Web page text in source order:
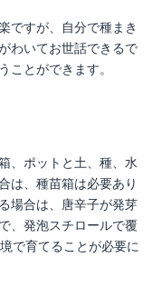
ですが、自分で種まき
わいてお世話できるで
ことができます。
、ポットと土、種、水
は、種苗箱は必要あり
場合は、唐辛子が発芽
、発泡スチロールで覆
で育てることが必要に